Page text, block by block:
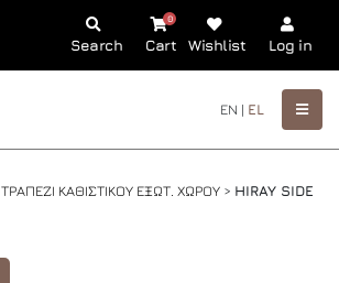
Search Cart
0
Wishlist Log in
EN | EL
ΤΡΑΠΕΖΙ ΚΑΘΙΣΤΙΚΟΥ ΕΞΩΤ. ΧΩΡΟΥ > HIRAY SIDE